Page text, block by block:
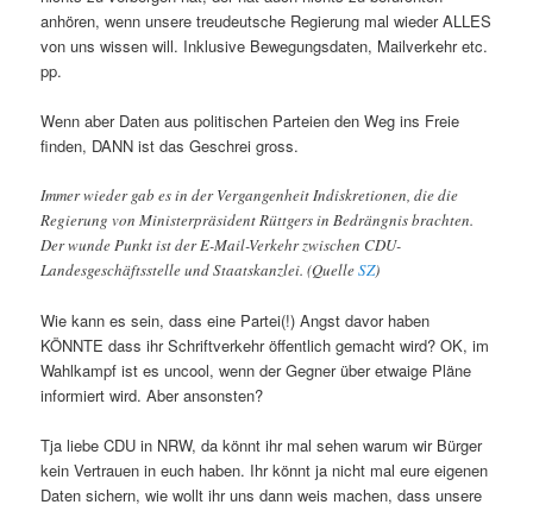
anhören, wenn unsere treudeutsche Regierung mal wieder ALLES
von uns wissen will. Inklusive Bewegungsdaten, Mailverkehr etc.
pp.
Wenn aber Daten aus politischen Parteien den Weg ins Freie
finden, DANN ist das Geschrei gross.
Immer wieder gab es in der Vergangenheit Indiskretionen, die die
Regierung von Ministerpräsident Rüttgers in Bedrängnis brachten.
Der wunde Punkt ist der E-Mail-Verkehr zwischen CDU-
Landesgeschäftsstelle und Staatskanzlei. (QuelleSZ)
Wie kann es sein, dass eine Partei(!) Angst davor haben
KÖNNTE dass ihr Schriftverkehr öffentlich gemacht wird? OK, im
Wahlkampf ist es uncool, wenn der Gegner über etwaige Pläne
informiert wird. Aber ansonsten?
Tja liebe CDU in NRW, da könnt ihr mal sehen warum wir Bürger
kein Vertrauen in euch haben. Ihr könnt ja nicht mal eure eigenen
Daten sichern, wie wollt ihr uns dann weis machen, dass unsere